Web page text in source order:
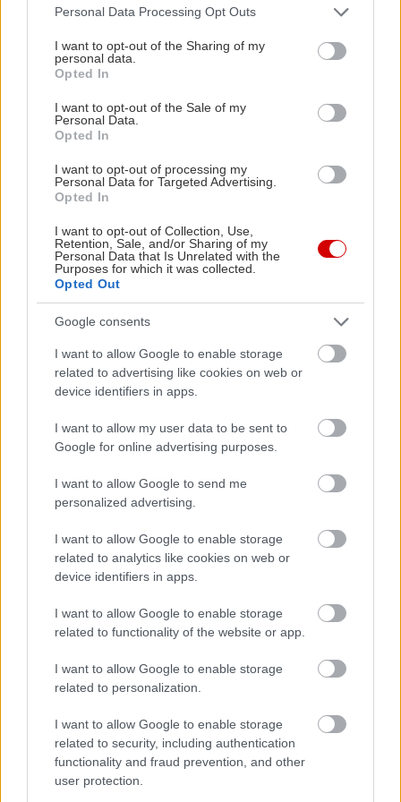
Please note that this website/app uses one or more Google
not limited to your visit or usage behaviour. You may click to
grant or deny consent to Google and its third-party tags to
use your data for below specified purposes in below Google
consent section.
Personal Data Processing Opt Outs
I want to opt-out of the Sharing of my
personal data.
Opted In
I want to opt-out of the Sale of my
Personal Data.
Opted In
I want to opt-out of processing my
Personal Data for Targeted Advertising.
Opted In
I want to opt-out of Collection, Use,
Retention, Sale, and/or Sharing of my
Personal Data that Is Unrelated with the
Purposes for which it was collected.
Opted Out
Google consents
I want to allow Google to enable storage
related to advertising like cookies on web or
device identifiers in apps.
I want to allow my user data to be sent to
Google for online advertising purposes.
I want to allow Google to send me
personalized advertising.
I want to allow Google to enable storage
related to analytics like cookies on web or
device identifiers in apps.
I want to allow Google to enable storage
related to functionality of the website or app.
I want to allow Google to enable storage
related to personalization.
I want to allow Google to enable storage
related to security, including authentication
functionality and fraud prevention, and other
user protection.
Βασίλειος Παρούσης
Κώστας Σταθοκωστόπουλος
Xριστίνα Δεσύλλα
Κατερίνα Βλάχου
Μαρία Νικολοπούλου
Ιφικράτης Πολάλης
Θανάσης Αθανασιάδης
Σάββατο 14/12
Φίλιππος Ρεκλείτης
Μαριαλένα Κομματά
Σωτήρης Παπανικολάου
Διονυσία Παπαδοπούλου
Ευαγγελλία Διρέκη
Εφη Πατέλλη
Στέλλα Σιδηροπούλου
Κώστας Παπαδοπουλος
Κωνσταντίνα Ζούμπου
Ακαδήμου 14 & Κεραμεικού, Μεταξουργείο
Κάθε Παρασκευή στις 21:15 και Σάββατο στις
18:15